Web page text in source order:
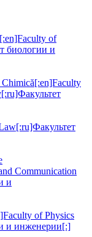
of
биологии и
Communication
и
of Physics
и инженерии[:]